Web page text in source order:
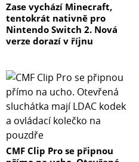
Zase vychází Minecraft,
tentokrát nativně pro
Nintendo Switch 2. Nová
verze dorazí v říjnu
CMF Clip Pro se připnou